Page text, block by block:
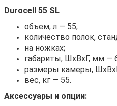
Durocell 55 SL
объем, л — 55;
количество полок,
на ножках;
габариты, ШхВхГ, мм —
размеры камеры,
вес, кг — 55.
Аксессуары и опции: